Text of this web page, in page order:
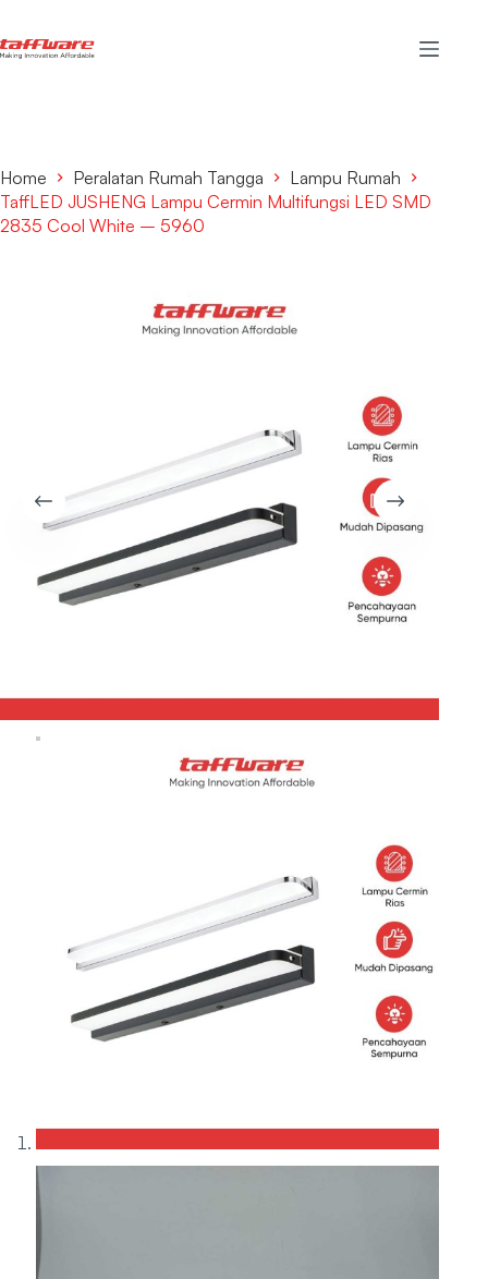
Home Peralatan Rumah Tangga
Lampu Rumah
TaffLED JUSHENG Lampu Cermin Multifungsi LED SMD
2835 Cool White – 5960